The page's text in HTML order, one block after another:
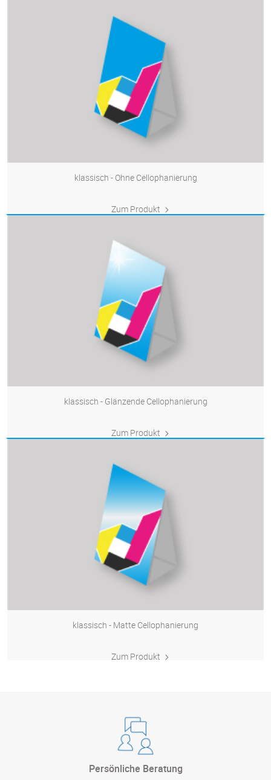
klassisch - Ohne Cellophanierung
Zum Produkt
klassisch - Glänzende Cellophanierung
Zum Produkt
klassisch - Matte Cellophanierung
Zum Produkt
Persönliche Beratung